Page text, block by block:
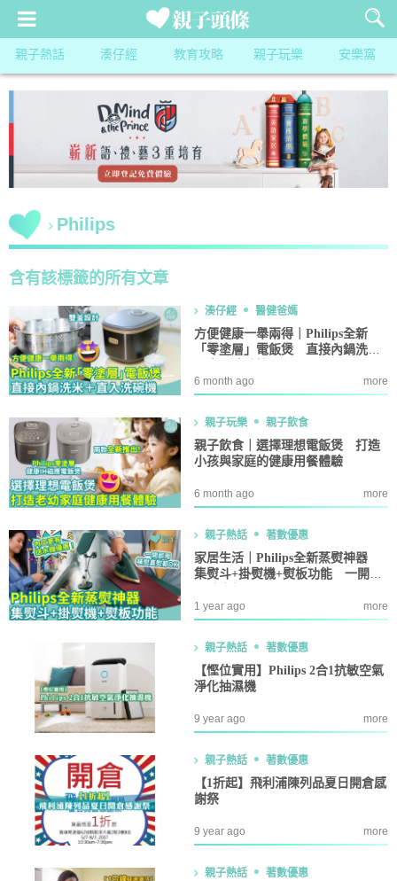
親子熱話 湊仔經 教育攻略 親子玩樂 安樂窩
Philips
含有該標籤的所有文章
湊仔經 醫健爸媽
方便健康一舉兩得｜Philips全新
「零塗層」電飯煲 直接內鍋洗米
6 month ago more
親子玩樂 親子飲食
親子飲食｜選擇理想電飯煲 打造
小孩與家庭的健康用餐體驗
6 month ago more
親子熱話 著數優惠
家居生活｜Philips全新蒸熨神器
集熨斗+掛熨機+熨板功能 一開即
1 year ago more
親子熱話 著數優惠
【慳位實用】Philips 2合1抗敏空氣
淨化抽濕機
9 year ago more
親子熱話 著數優惠
【1折起】飛利浦陳列品夏日開倉感
謝祭
9 year ago more
親子熱話 著數優惠